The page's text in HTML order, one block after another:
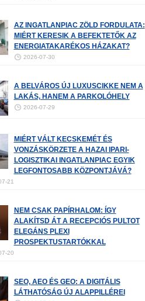
AZ INGATLANPIAC ZÖLD FORDULATA:
MIÉRT KERESIK A BEFEKTETŐK AZ
ENERGIATAKARÉKOS HÁZAKAT?
2026-07-30
A BELVÁROS ÚJ LUXUSCIKKE NEM A
LAKÁS, HANEM A PARKOLÓHELY
2026-07-29
MIÉRT VÁLT KECSKEMÉT ÉS
VONZÁSKÖRZETE A HAZAI IPARI-
LOGISZTIKAI INGATLANPIAC EGYIK
LEGFONTOSABB KÖZPONTJÁVÁ?
21
NEM CSAK PAPÍRHALOM: ÍGY
ALAKÍTSD ÁT A RECEPCIÓS PULTOT
ELEGÁNS PLEXI
PROSPEKTUSTARTÓKKAL
20
SEO, AEO ÉS GEO: A DIGITÁLIS
LÁTHATÓSÁG ÚJ ALAPPILLÉREI